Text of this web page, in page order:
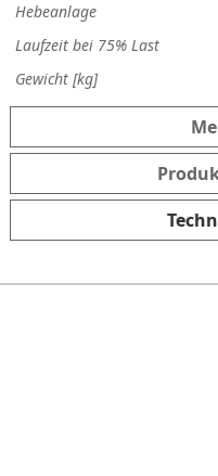
Hebeanlage
Laufzeit bei 75% Last
Gewicht [kg]